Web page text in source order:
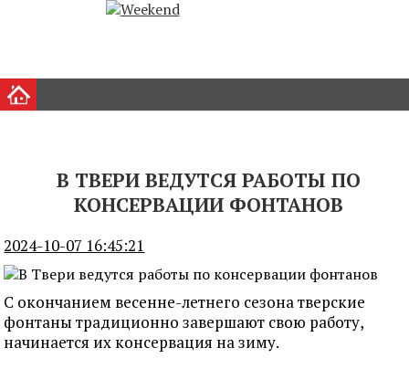
В ТВЕРИ ВЕДУТСЯ РАБОТЫ ПО
КОНСЕРВАЦИИ ФОНТАНОВ
2024-10-07 16:45:21
С окончанием весенне-летнего сезона тверские
фонтаны традиционно завершают свою работу,
начинается их консервация на зиму.